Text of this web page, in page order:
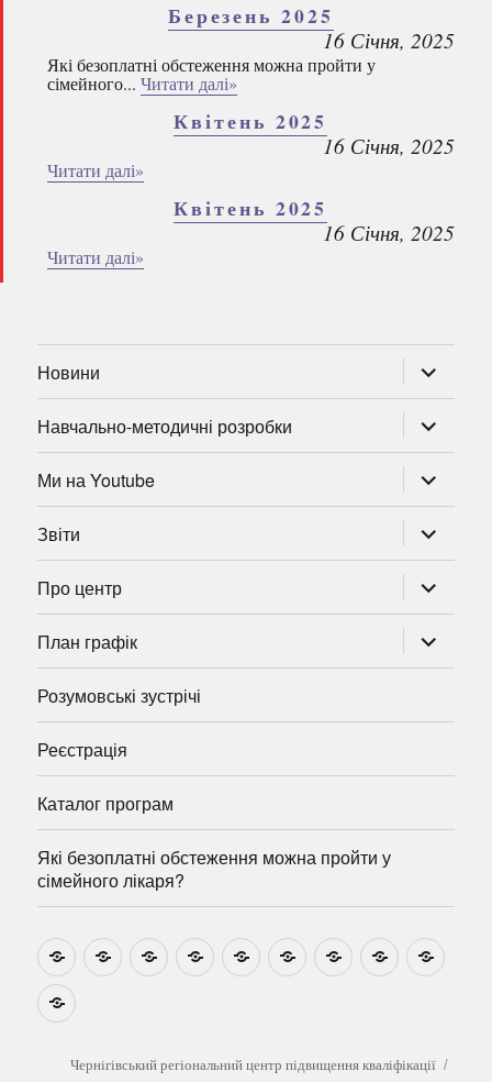
Березень 2025
16 Січня, 2025
Які безоплатні обстеження можна пройти у
сімейного... Читати далі»
Квітень 2025
16 Січня, 2025
Читати далі»
Квітень 2025
16 Січня, 2025
Читати далі»
Новини
підменю
Навчально-методичні розробки
підменю
Ми на Youtube
підменю
Звіти
підменю
Про центр
підменю
План графік
підменю
Розумовські зустрічі
Реєстрація
Каталог програм
Які безоплатні обстеження можна пройти у
сімейного лікаря?
НовиниНавчально-
методичні
Ми
на
Звіти Про
центр
План
графік
Розумовські
зустрічі
Реєстрація
Які
безоплатні
можна
Чернігівський регіональний центр підвищення кваліфікації